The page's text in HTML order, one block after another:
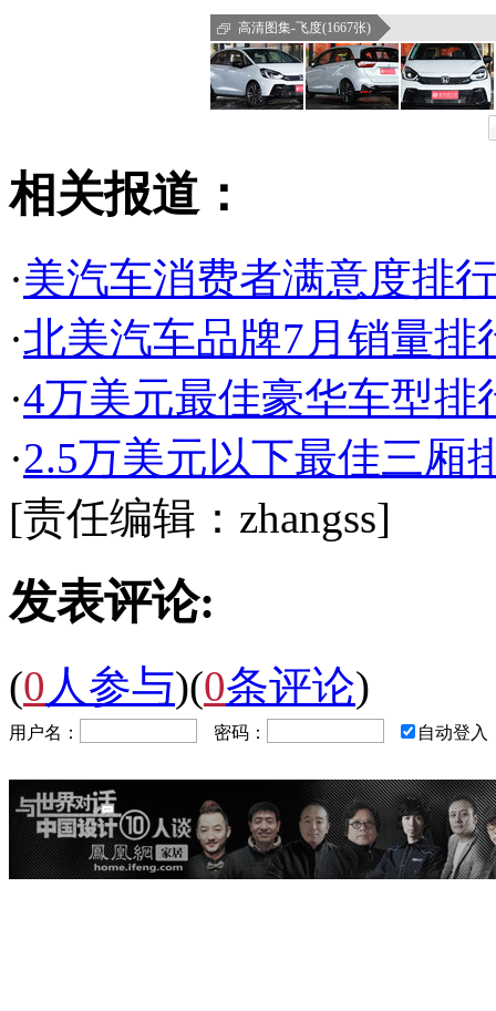
高清图集-飞度(1667张)
相关报道：
·美汽车消费者满意度排
·北美汽车品牌7月销量排
·4万美元最佳豪华车型排
·2.5万美元以下最佳三厢
[责任编辑：zhangss]
发表评论:
(0 人参与)(0条评论)
用户名： 密码： 自动登入